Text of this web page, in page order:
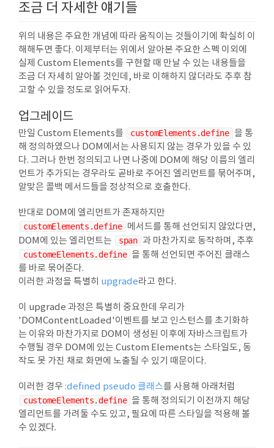
조금 더 자세한 얘기들
위의 내용은 주요한 개념에 따라 움직이는 것들이기에 확실히 이
해해두면 좋다. 이제부터는 위에서 알아본 주요한 스펙 이외에
실제 Custom Elements를 구현할 때 만날 수 있는 내용들을
조금 더 자세히 알아볼 것인데, 바로 이해하지 않더라도 추후 참
고할 수 있을 정도로 읽어두자.
업그레이드
만일 Custom Elements를 customElements.define 을 통
해 정의하였으나 DOM에서는 사용되지 않는 경우가 있을 수 있
다. 그러나 한번 정의되고 나면 나중에 DOM에 해당 이름의 엘리
먼트가 추가되는 경우라도 곧바로 주어진 엘리먼트를 묶어주며,
알맞은 콜백 메서드들을 정상적으로 호출한다.
반대로 DOM에 엘리먼트가 존재하지만
customElements.define 메서드를 통해 선언되지 않았다면,
DOM에 있는 엘리먼트는
span 과 마찬가지로 동작하며, 추후
customeElements.define 을 통해 선언되면 주어진 클래스
를 바로 묶어준다.
이러한 과정을 특별히 upgrade라고 한다.
이 upgrade 과정은 특별히 중요한데 우리가
'DOMContentLoaded'이벤트를 보고 인스턴스를 초기화하
는 이유와 마찬가지로 DOM이 생성된 이후에 자바스크립트가
수행될 경우 DOM에 있는 Custom Elements는 스타일도, 동
작도 못 가진 채로 화면에 노출될 수 있기 때문이다.
이러한 경우 :defined pseudo 클래스를 사용해 아래처럼
customeElements.define 을 통해 정의되기 이전까지 해당
엘리먼트를 가려둘 수도 있고, 필요에 따른 스타일을 적용해 볼
수 있겠다.